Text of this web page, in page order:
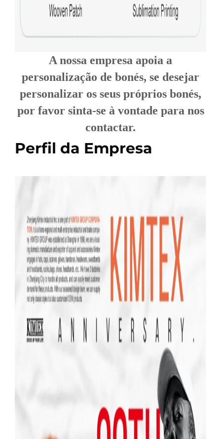
A nossa empresa apoia a
personalização de bonés, se desejar
personalizar os seus próprios bonés,
por favor sinta-se à vontade para nos
contactar.
Perfil da Empresa